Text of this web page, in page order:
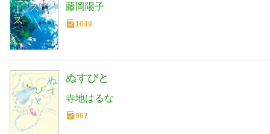
藤岡陽子
1049
ぬすびと
寺地はるな
967